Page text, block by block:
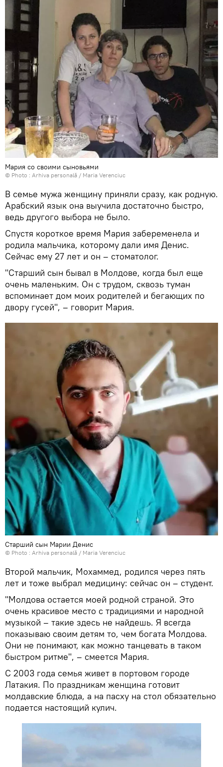
Мария со своими сыновьями
© Photo : Arhiva personală / Maria Verenciuc
В семье мужа женщину приняли сразу, как родную.
Арабский язык она выучила достаточно быстро,
ведь другого выбора не было.
Спустя короткое время Мария забеременела и
родила мальчика, которому дали имя Денис.
Сейчас ему 27 лет и он – стоматолог.
"Старший сын бывал в Молдове, когда был еще
очень маленьким. Он с трудом, сквозь туман
вспоминает дом моих родителей и бегающих по
двору гусей", – говорит Мария.
Старший сын Марии Денис
© Photo : Arhiva personală / Maria Verenciuc
Второй мальчик, Мохаммед, родился через пять
лет и тоже выбрал медицину: сейчас он – студент.
"Молдова остается моей родной страной. Это
очень красивое место с традициями и народной
музыкой – такие здесь не найдешь. Я всегда
показываю своим детям то, чем богата Молдова.
Они не понимают, как можно танцевать в таком
быстром ритме", – смеется Мария.
С 2003 года семья живет в портовом городе
Латакия. По праздникам женщина готовит
молдавские блюда, а на пасху на стол обязательно
подается настоящий кулич.